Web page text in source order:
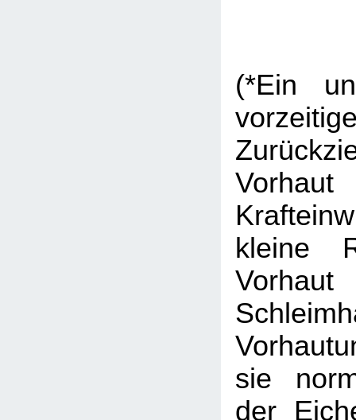
(*Ein
kleine
sie
der